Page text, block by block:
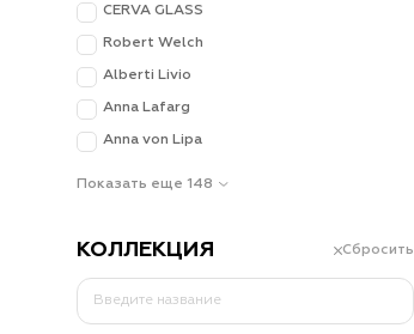
CERVA GLASS
Robert Welch
Alberti Livio
Anna Lafarg
Anna von Lipa
Показать еще 148
КОЛЛЕКЦИЯ Сбросить